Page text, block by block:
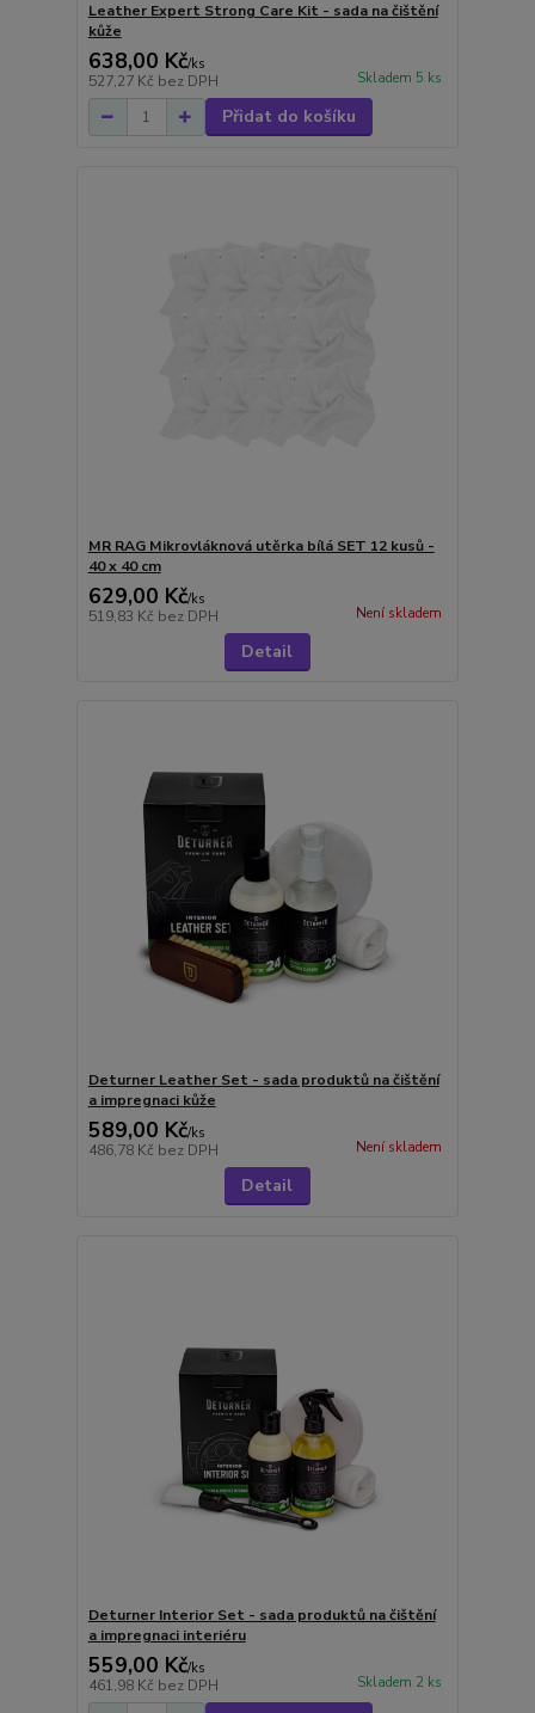
Leather Expert Strong Care Kit - sada na čištění
kůže
638,00 Kč/ks
527,27 Kč bez DPH Skladem 5 ks
Přidat do košíku
MR RAG Mikrovláknová utěrka bílá SET 12 kusů -
40 x 40 cm
629,00 Kč/ks
519,83 Kč bez DPH Není skladem
Detail
Deturner Leather Set - sada produktů na čištění
a impregnaci kůže
589,00 Kč/ks
486,78 Kč bez DPH Není skladem
Detail
Deturner Interior Set - sada produktů na čištění
a impregnaci interiéru
559,00 Kč/ks
461,98 Kč bez DPH Skladem 2 ks